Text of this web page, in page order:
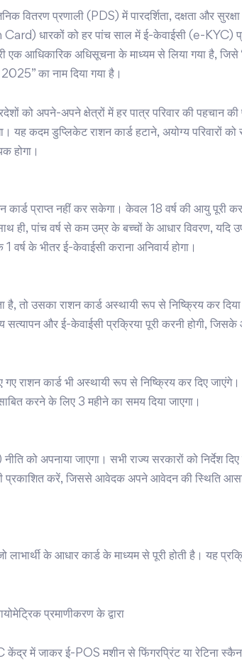
प्रणाली (PDS) में पारदर्शिता, दक्षता और
Card) धारकों को हर पांच साल में ई-केवाईसी (e-KYC)
एक आधिकारिक अधिसूचना के माध्यम से लिया गया है, जिसे
का नाम दिया गया है।
को अपने-अपने क्षेत्रों में हर पात्र परिवार की पहचान की
यह कदम डुप्लिकेट राशन कार्ड हटाने, अयोग्य परिवारों
होगा।
प्राप्त नहीं कर सकेगा। केवल 18 वर्ष की आयु पूरी
ही, पांच वर्ष से कम उम्र के बच्चों के आधार विवरण, यदि
के भीतर ई-केवाईसी कराना अनिवार्य होगा।
है, तो उसका राशन कार्ड अस्थायी रूप से निष्क्रिय कर दिया
सत्यापन और ई-केवाईसी प्रक्रिया पूरी करनी होगी, जिसके
राशन कार्ड भी अस्थायी रूप से निष्क्रिय कर दिए जाएंगे।
करने के लिए 3 महीने का समय दिया जाएगा।
को अपनाया जाएगा। सभी राज्य सरकारों को निर्देश दिए
प्रकाशित करें, जिससे आवेदक अपने आवेदन की स्थिति
के आधार कार्ड के माध्यम से पूरी होती है। यह
प्रमाणीकरण के द्वारा
में जाकर ई-POS मशीन से फिंगरप्रिंट या रेटिना